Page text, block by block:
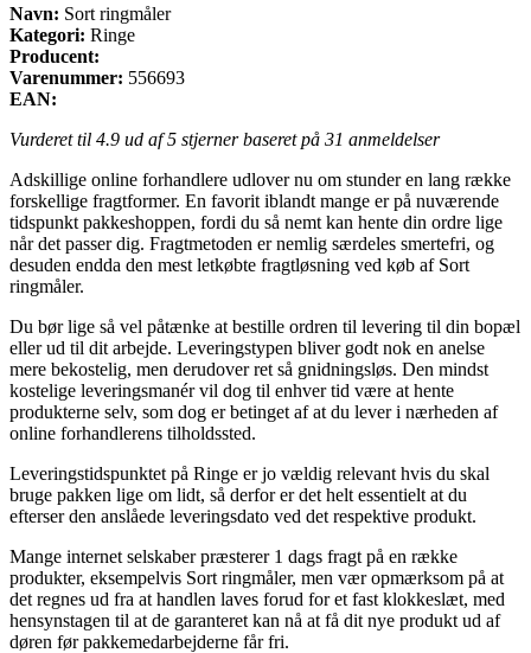
Navn: Sort ringmåler
Kategori: Ringe
Producent:
Varenummer: 556693
EAN:
Vurderet til 4.9 ud af 5 stjerner baseret på 31 anmeldelser
Adskillige online forhandlere udlover nu om stunder en lang række
forskellige fragtformer. En favorit iblandt mange er på nuværende
tidspunkt pakkeshoppen, fordi du så nemt kan hente din ordre lige
når det passer dig. Fragtmetoden er nemlig særdeles smertefri, og
desuden endda den mest letkøbte fragtløsning ved køb af Sort
ringmåler.
Du bør lige så vel påtænke at bestille ordren til levering til din bopæl
eller ud til dit arbejde. Leveringstypen bliver godt nok en anelse
mere bekostelig, men derudover ret så gnidningsløs. Den mindst
kostelige leveringsmanér vil dog til enhver tid være at hente
produkterne selv, som dog er betinget af at du lever i nærheden af
online forhandlerens tilholdssted.
Leveringstidspunktet på Ringe er jo vældig relevant hvis du skal
bruge pakken lige om lidt, så derfor er det helt essentielt at du
efterser den anslåede leveringsdato ved det respektive produkt.
Mange internet selskaber præsterer 1 dags fragt på en række
produkter, eksempelvis Sort ringmåler, men vær opmærksom på at
det regnes ud fra at handlen laves forud for et fast klokkeslæt, med
hensynstagen til at de garanteret kan nå at få dit nye produkt ud af
døren før pakkemedarbejderne får fri.